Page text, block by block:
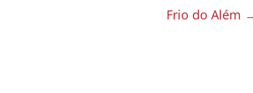
Frio do Além